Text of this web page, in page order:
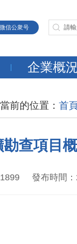
微信公衆号
企業概
前的位置： 首
查項目
發布時間：